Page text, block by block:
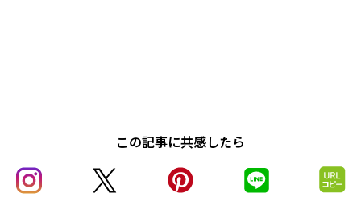
この記事に共感したら